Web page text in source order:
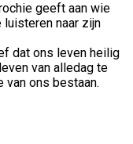
geeft aan wie
naar zijn
dat ons leven heilig
van alledag te
ons bestaan.